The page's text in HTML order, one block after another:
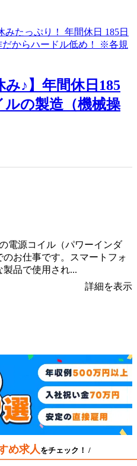
み♪】年間休日185
ルの製造（機械操
電源コイル（パワーインダ
お仕事です。スマートフォ
品で使用され...
詳細を表示
め求人をチェック！ /